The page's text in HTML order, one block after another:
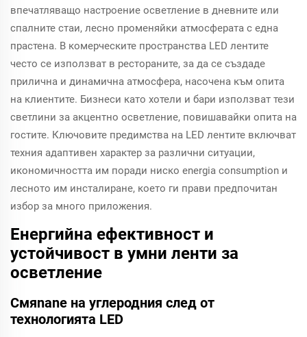
впечатляващо настроение осветление в дневните или
спалните стаи, лесно променяйки атмосферата с една
прастена. В комерческите пространства LED лентите
често се използват в рестораните, за да се създаде
прилична и динамична атмосфера, насочена към опита
на клиентите. Бизнеси като хотели и бари използват тези
светлини за акцентно осветление, повишавайки опита на
гостите. Ключовите предимства на LED лентите включват
техния адаптивен характер за различни ситуации,
икономичността им поради ниско energia consumption и
лесното им инсталиране, което ги прави предпочитан
избор за много приложения.
Енергийна ефективност и
устойчивост в умни ленти за
осветление
Смяnanе на углеродния след от
технологията LED